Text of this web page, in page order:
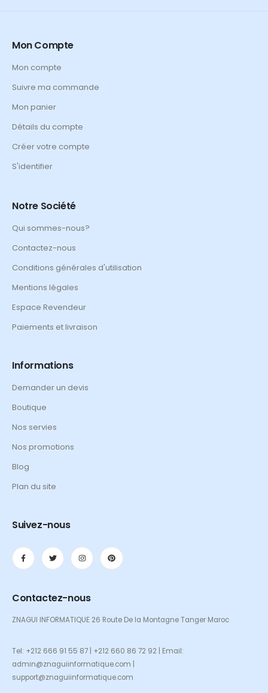
Mon Compte
Mon compte
Suivre ma commande
Mon panier
Détails du compte
Créer votre compte
S'identifier
Notre Société
Qui sommes-nous?
Contactez-nous
Conditions générales d'utilisation
Mentions légales
Espace Revendeur
Paiements et livraison
Informations
Demander un devis
Boutique
Nos servies
Nos promotions
Blog
Plan du site
Suivez-nous
Contactez-nous
ZNAGUI INFORMATIQUE 26 Route De la Montagne Tanger Maroc
Tel: +212 666 91 55 87 | +212 660 86 72 92 | Email:
admin@znaguiinformatique.com |
support@znaguiinformatique.com